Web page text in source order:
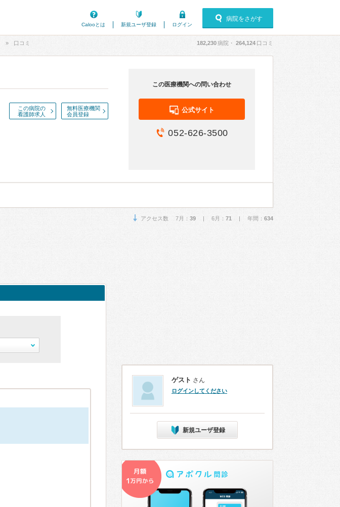
Calooとは
新規ユーザ登録 ログイン
病院をさがす
口コミ 182,230病院・ 264,124 口コミ
この病院の
看護師求人
無料医療機関
会員登録
この医療機関への問い合わせ
公式サイト
052-626-3500
アクセス数 7月： 39 | 6月： 71 | 年間： 634
ゲスト さん
ログインしてください
新規ユーザ登録